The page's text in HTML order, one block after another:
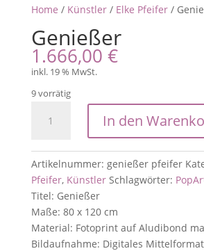
Home / Künstler/ Elke Pfeifer/
Genießer
1.666,00 €
inkl. 19 % MwSt.
9 vorrätig
Menge
In den
Artikelnummer: genießer pfeifer
Pfeifer, Künstler Schlagwörter:
Titel: Genießer
Maße: 80 x 120 cm
Material: Fotoprint auf Aludibond
Bildaufnahme: Digitales Mittelformat